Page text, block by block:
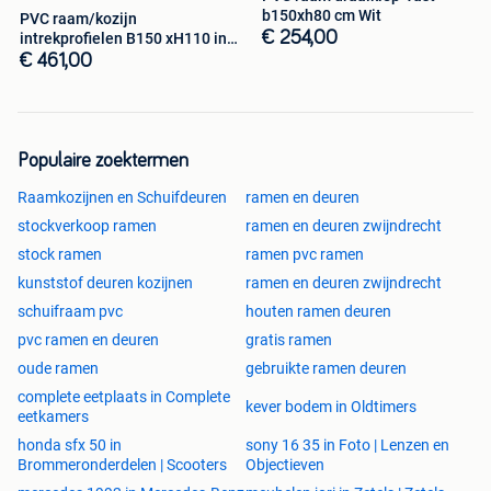
b90 x h100 cm € 221,00 ----- b100 x h100 cm € 237,00
b90 x h110 cm € 231,00 ----- b100 x h110 cm € 246,00
b80 x h170 cm € 289,00
b80 x h215 cm € 353,00
Kunststof draai-draaikiep kozijnen 70mm HR++
dubbelglas
b160 x h215 cm € 730,00
b180 x h215 cm € 762,00
Kunststof vast-draaikiep kozijnen 70mm HR++ dubbelglas
b150 x h80 cm € 254,00
b150 x h80 cm + intrekrand 2 cm rondom € 279,00
PVC raam/kozijn
intrekprofielen B150 xH110 in
voorraad nieuw
€ 461,00
b150xh80 cm Wit
€ 254,00
Populaire zoektermen
Raamkozijnen en Schuifdeuren
ramen en deuren
stockverkoop ramen
ramen en deuren zwijndrecht
stock ramen
ramen pvc ramen
kunststof deuren kozijnen
ramen en deuren zwijndrecht
schuifraam pvc
houten ramen deuren
pvc ramen en deuren
gratis ramen
oude ramen
gebruikte ramen deuren
complete eetplaats in Complete
eetkamers
kever bodem in Oldtimers
honda sfx 50 in
Brommeronderdelen | Scooters
sony 16 35 in Foto | Lenzen en
Objectieven